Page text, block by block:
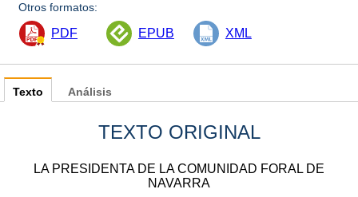
Otros formatos:
PDF EPUB XML
Texto
TEXTO ORIGINAL
LA PRESIDENTA DE LA COMUNIDAD FORAL DE
NAVARRA
Análisis